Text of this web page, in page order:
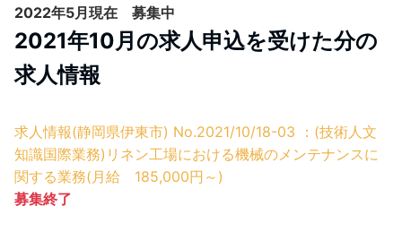
2022年5月現在 募集中
2021年10月の求人申込を受けた分の
求人情報
求人情報(静岡県伊東市) No.2021/10/18-03 ：(技術人文
知識国際業務)リネン工場における機械のメンテナンスに
関する業務(月給 185,000円～)
募集終了